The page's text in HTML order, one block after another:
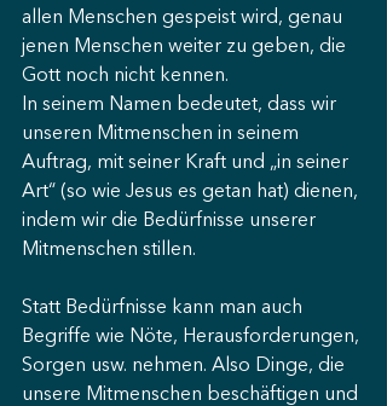
allen Menschen gespeist wird, genau
jenen Menschen weiter zu geben, die
Gott noch nicht kennen.
In seinem Namen bedeutet, dass wir
unseren Mitmenschen in seinem
Auftrag, mit seiner Kraft und „in seiner
Art“ (so wie Jesus es getan hat) dienen,
indem wir die Bedürfnisse unserer
Mitmenschen stillen.
Statt Bedürfnisse kann man auch
Begriffe wie Nöte, Herausforderungen,
Sorgen usw. nehmen. Also Dinge, die
unsere Mitmenschen beschäftigen und